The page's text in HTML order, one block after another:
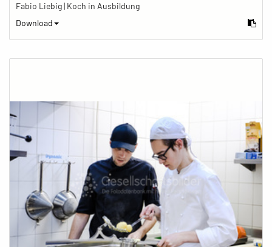
Fabio Liebig | Koch in Ausbildung
Download